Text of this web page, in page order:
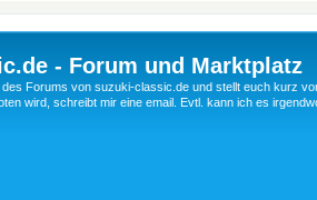
- Forum und Marktplatz
Forums von suzuki-classic.de und stellt euch kurz
wird, schreibt mir eine email. Evtl. kann ich es